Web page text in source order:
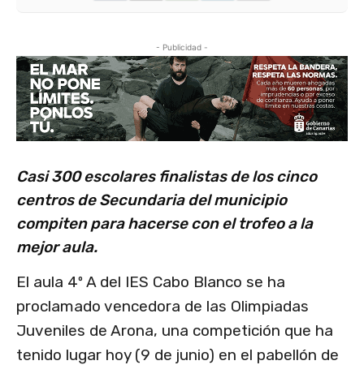
- Publicidad -
Casi 300 escolares finalistas de los cinco
centros de Secundaria del municipio
compiten para hacerse con el trofeo a la
mejor aula.
El aula 4º A del IES Cabo Blanco se ha
proclamado vencedora de las Olimpiadas
Juveniles de Arona, una competición que ha
tenido lugar hoy (9 de junio) en el pabellón de